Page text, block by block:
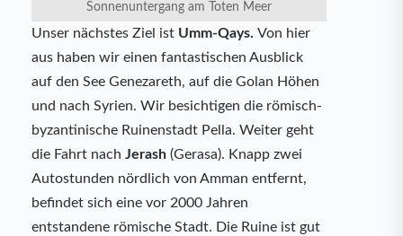
Sonnenuntergang am Toten Meer
Unser nächstes Ziel ist Umm-Qays. Von hier
aus haben wir einen fantastischen Ausblick
auf den See Genezareth, auf die Golan Höhen
und nach Syrien. Wir besichtigen die römisch-
byzantinische Ruinenstadt Pella. Weiter geht
die Fahrt nach Jerash (Gerasa). Knapp zwei
Autostunden nördlich von Amman entfernt,
befindet sich eine vor 2000 Jahren
entstandene römische Stadt. Die Ruine ist gut